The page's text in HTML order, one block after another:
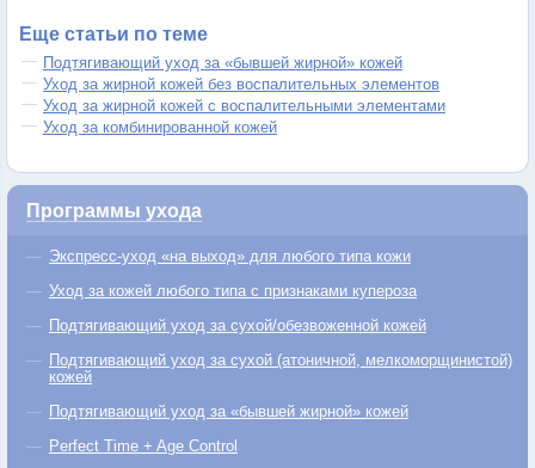
Еще статьи по теме
Подтягивающий уход за «бывшей жирной» кожей
Уход за жирной кожей без воспалительных элементов
Уход за жирной кожей с воспалительными элементами
Уход за комбинированной кожей
Программы ухода
Экспресс-уход «на выход» для любого типа кожи
Уход за кожей любого типа с признаками купероза
Подтягивающий уход за сухой/обезвоженной кожей
Подтягивающий уход за сухой (атоничной, мелкоморщинистой)
кожей
Подтягивающий уход за «бывшей жирной» кожей
Perfect Time + Age Control